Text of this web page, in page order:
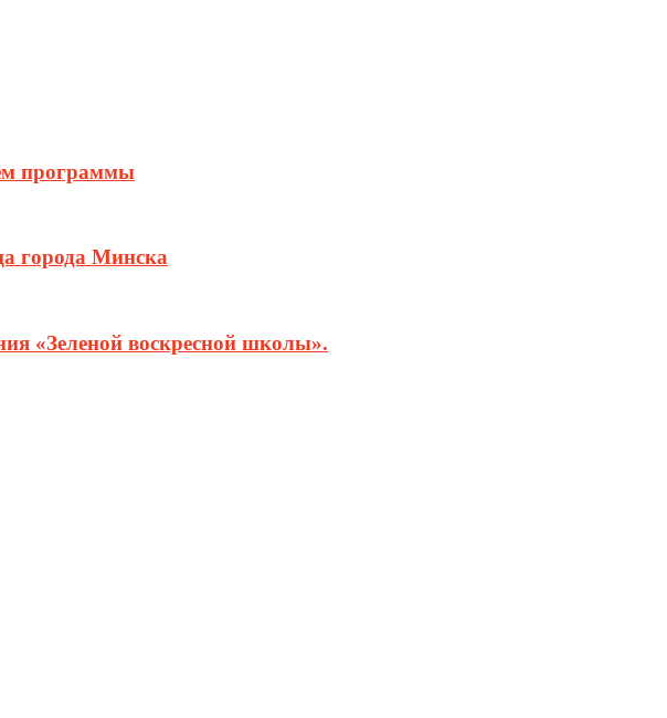
программы
города Минска
«Зеленой воскресной школы».